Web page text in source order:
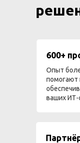
600+
Опыт
помогают
ваших ИТ-